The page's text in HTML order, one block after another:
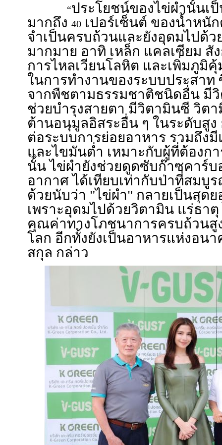
“ประโยชน์ของไข่ผำนั้นเ
มากถึง 40 เปอร์เซ็นต์ ของน้ำหนั
จำเป็นครบถ้วนและยังอุดมไปด้ว
มากมาย อาทิ เหล็ก แคลเซียม สั
การไหลเวียนโลหิต และเพิ่มภูมิ
ในการทำงานของระบบประสา
จากพืชตามธรรมชาติชนิดอื่น มี
ช่วยบำรุงสายตา มีวิตามินซี วิต
ต้านอนุมูลอิสระอื่น ๆ ในระดับสูง
ต่อระบบการย่อยอาหาร รวมถึง
และไขมันต่ำ เหมาะกับผู้ที่ต้องก
นั้น ไข่ผำยังช่วยดูดซับก๊าซคาร์
อากาศ ได้เทียบเท่ากับป่าที่สมบู
ด้วยนับว่า "ไข่ผำ" กลายเป็นสุด
เพราะอุดมไปด้วยวิตามิน แร่ธา
คุณค่าทางโภชนาการครบถ้วน
โลก อีกทั้งยังเป็นอาหารแห่งอน
สกุล กล่าว